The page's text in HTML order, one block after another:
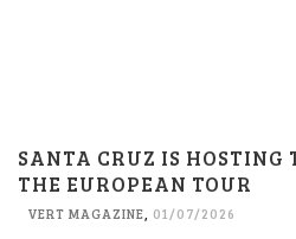
SANTA CRUZ IS HOSTING
THE EUROPEAN TOUR
VERT MAGAZINE, 01/07/2026